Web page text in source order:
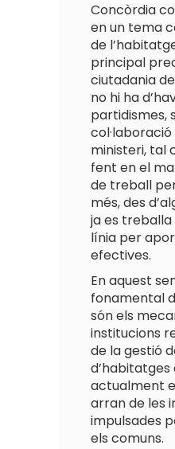
Concòrdia
en un tema
de
principal
ciutadania
no hi ha
partidismes,
ministeri, tal
fent en el
de treball
més, des
ja es
línia per
efectives.
En aquest
fonamental
són els
institucions
de la gestió
d’habitatges
actualment
arran de les
impulsades
els comuns.